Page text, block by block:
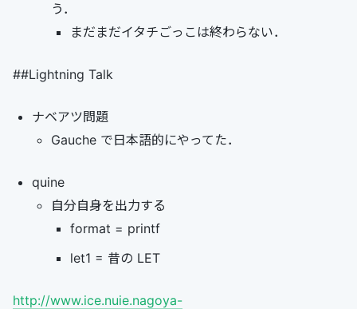
う．
まだまだイタチごっこは終わらない．
##Lightning Talk
ナベアツ問題
Gauche で日本語的にやってた．
quine
自分自身を出力する
format = printf
let1 = 昔の LET
http://www.ice.nuie.nagoya-